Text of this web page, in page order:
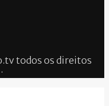
todos os direitos